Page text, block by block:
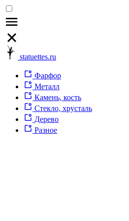
statuettes.ru
Фарфор
Металл
Камень, кость
Стекло, хрусталь
Дерево
Разное